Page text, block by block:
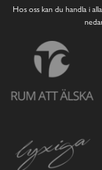
Hos oss kan du handla i